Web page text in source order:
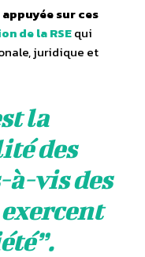
sur ces
de la RSEqui
juridique et
la
des
vis des